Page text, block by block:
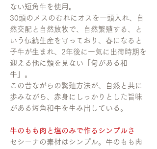
ない短角牛を使用。
30頭のメスのむれにオスを一頭入れ、自
然交配と自然放牧で、自然繁殖する、と
いう伝統生産を守っており、春になると
子牛が生まれ、2年後に一気に出荷時期を
迎える他に類を見ない「旬がある和
牛」。
この昔ながらの繁殖方法が、自然と共に
歩みながら、赤身にしっかりとした旨味
がある短角和牛を生み出している。
牛のもも肉と塩のみで作るシンプルさ
セシーナの素材はシンプル。牛のもも肉